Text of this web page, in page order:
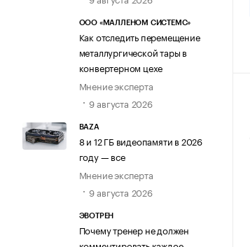
ООО «МАЛЛЕНОМ СИСТЕМС»
Как отследить перемещение
металлургической тары в
конвертерном цехе
Мнение эксперта
9 августа 2026
BAZA
8 и 12 ГБ видеопамяти в 2026
году — все
Мнение эксперта
9 августа 2026
ЭВОТРЕН
Почему тренер не должен